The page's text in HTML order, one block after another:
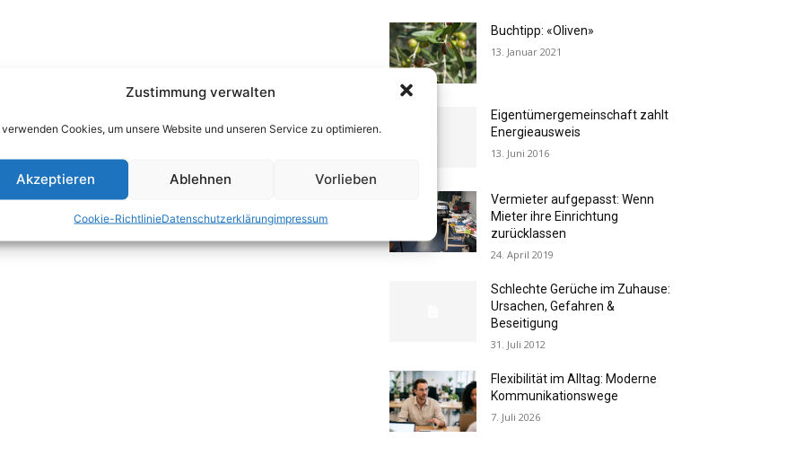
Zustimmung verwalten
verwenden Cookies, um unsere Website und unseren Service zu optimieren.
Akzeptieren Ablehnen Vorlieben
Cookie-RichtlinieDatenschutzerklärungimpressum
Buchtipp: «Oliven»
13. Januar 2021
Eigentümergemeinschaft zahlt
Energieausweis
13. Juni 2016
Vermieter aufgepasst: Wenn
Mieter ihre Einrichtung
zurücklassen
24. April 2019
Schlechte Gerüche im Zuhause:
Ursachen, Gefahren &
Beseitigung
31. Juli 2012
Flexibilität im Alltag: Moderne
Kommunikationswege
7. Juli 2026